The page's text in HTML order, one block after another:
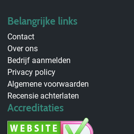
Belangrijke links
Contact
Over ons
Bedrijf aanmelden
Privacy policy
Algemene voorwaarden
Recensie achterlaten
Accreditaties